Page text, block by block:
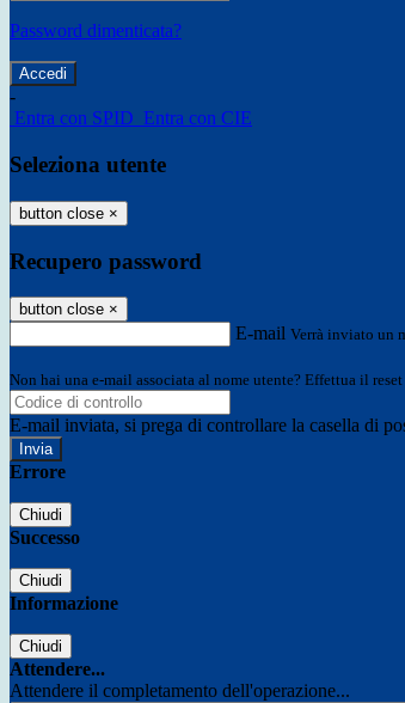
Password dimenticata?
-
Entra con SPID Entra con CIE
Seleziona utente
button close ×
Recupero password
button close ×
E-mail Verrà inviato un
Non hai una e-mail associata al nome utente? Effettua il
E-mail inviata, si prega di controllare la casella di
Errore
Chiudi
Successo
Chiudi
Informazione
Chiudi
Attendere...
Attendere il completamento dell'operazione...